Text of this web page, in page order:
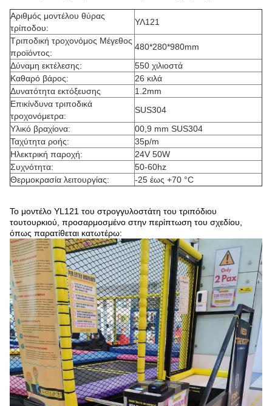
Αριθμός μοντέλου θύρας
τρίποδου:
ΥΛ121
Τριποδική τροχονόμος Μέγεθος
προϊόντος:
480*280*980mm
Δύναμη εκτέλεσης:
550 χιλιοστά
Καθαρό βάρος:
26 κιλά
Δυνατότητα εκτόξευσης
1.2mm
Επικίνδυνα τριποδικά
τροχονόμετρα:
SUS304
Υλικό βραχίονα:
00,9 mm SUS304
Ταχύτητα ροής:
35p/m
Ηλεκτρική παροχή:
24V 50W
Συχνότητα:
50-60hz
Θερμοκρασία λειτουργίας:
-25 έως +70 °C
Το μοντέλο YL121 του στρογγυλοστάτη του τριπόδιου
τουτουρκιού, προσαρμοσμένο στην περίπτωση του σχεδίου,
όπως παρατίθεται κατωτέρω: